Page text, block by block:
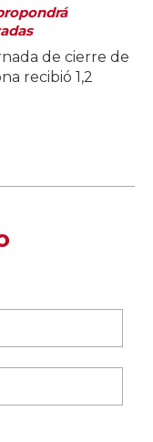
de cierre de
recibió 1,2